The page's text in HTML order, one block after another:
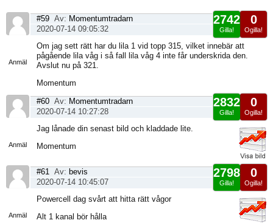
Anmäl
0
Ogilla!
2742
Gilla!
#59 Av: Momentumtradarn
2020-07-14 09:05:32
Om jag sett rätt har du lila 1 vid topp 315, vilket innebär att
pågående lila våg i så fall lila våg 4 inte får underskrida den.
Avslut nu på 321.
Momentum
Anmäl
0
Ogilla!
2832
Gilla!
#60 Av: Momentumtradarn
2020-07-14 10:27:28
Jag lånade din senast bild och kladdade lite.
Momentum
Anmäl
0
Ogilla!
2798
Gilla!
#61 Av: bevis
2020-07-14 10:45:07
Powercell dag svårt att hitta rätt vågor
Alt 1 kanal bör hålla